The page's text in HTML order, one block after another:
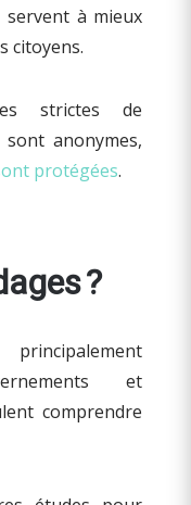
servent à mieux
citoyens.
strictes de
anonymes,
protégées.
?
et
comprendre